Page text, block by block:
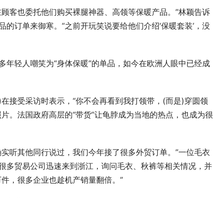
客也委托他们购买裸腿神器、高领等保暖产品。”林颖告诉
订单来御寒。“之前开玩笑说要给他们介绍‘保暖套装’，没
轻人嘲笑为“身体保暖”的单品，如今在欧洲人眼中已经成
接受采访时表示，“你不会再看到我打领带，(而是)穿圆领
。法国政府高层的“带货”让龟脖成为当地的热点，也成为很
听其他同行说过，我们今年接了很多外贸订单。”一位毛衣
多贸易公司迅速来到浙江，询问毛衣、秋裤等相关情况，并
，很多企业也趁机产销量翻倍。”